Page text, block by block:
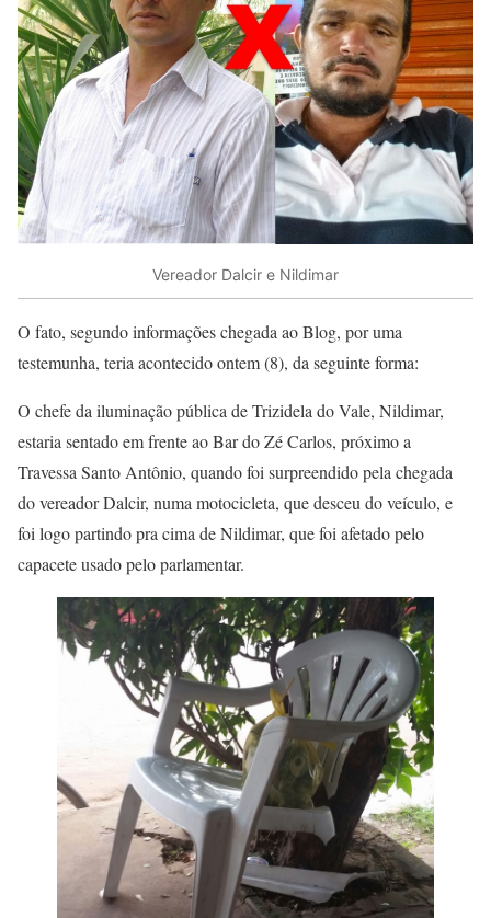
Vereador Dalcir e Nildimar
O fato, segundo informações chegada ao Blog, por uma
testemunha, teria acontecido ontem (8), da seguinte forma:
O chefe da iluminação pública de Trizidela do Vale, Nildimar,
estaria sentado em frente ao Bar do Zé Carlos, próximo a
Travessa Santo Antônio, quando foi surpreendido pela chegada
do vereador Dalcir, numa motocicleta, que desceu do veículo, e
foi logo partindo pra cima de Nildimar, que foi afetado pelo
capacete usado pelo parlamentar.